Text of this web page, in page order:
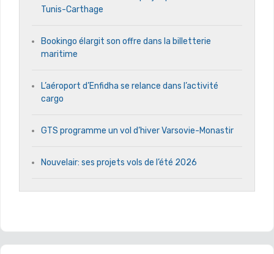
Tunis-Carthage
Bookingo élargit son offre dans la billetterie
maritime
L’aéroport d’Enfidha se relance dans l’activité
cargo
GTS programme un vol d’hiver Varsovie-Monastir
Nouvelair: ses projets vols de l’été 2026